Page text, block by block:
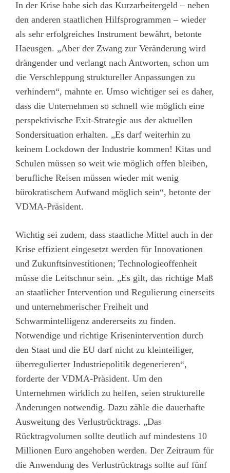
In der Krise habe sich das Kurzarbeitergeld – neben
den anderen staatlichen Hilfsprogrammen – wieder
als sehr erfolgreiches Instrument bewährt, betonte
Haeusgen. „Aber der Zwang zur Veränderung wird
drängender und verlangt nach Antworten, schon um
die Verschleppung struktureller Anpassungen zu
verhindern“, mahnte er. Umso wichtiger sei es daher,
dass die Unternehmen so schnell wie möglich eine
perspektivische Exit-Strategie aus der aktuellen
Sondersituation erhalten. „Es darf weiterhin zu
keinem Lockdown der Industrie kommen! Kitas und
Schulen müssen so weit wie möglich offen bleiben,
berufliche Reisen müssen wieder mit wenig
bürokratischem Aufwand möglich sein“, betonte der
VDMA-Präsident.
Wichtig sei zudem, dass staatliche Mittel auch in der
Krise effizient eingesetzt werden für Innovationen
und Zukunftsinvestitionen; Technologieoffenheit
müsse die Leitschnur sein. „Es gilt, das richtige Maß
an staatlicher Intervention und Regulierung einerseits
und unternehmerischer Freiheit und
Schwarmintelligenz andererseits zu finden.
Notwendige und richtige Krisenintervention durch
den Staat und die EU darf nicht zu kleinteiliger,
überregulierter Industriepolitik degenerieren“,
forderte der VDMA-Präsident. Um den
Unternehmen wirklich zu helfen, seien strukturelle
Änderungen notwendig. Dazu zähle die dauerhafte
Ausweitung des Verlustrücktrags. „Das
Rücktragvolumen sollte deutlich auf mindestens 10
Millionen Euro angehoben werden. Der Zeitraum für
die Anwendung des Verlustrücktrags sollte auf fünf